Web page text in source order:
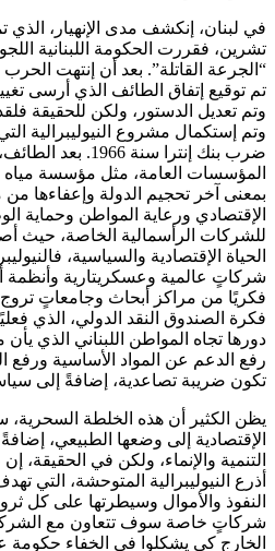
تشرين، فقررت الحكومة اللبنانية
تم توقيع إتفاق الطائف الذي أرسى
وتم تعديل الدستور، ولكن للحقيقة
وتم إستكمال مشروع النيوليبرالية
ضرب بنك إنترا
المؤسسات العامة، مثل مؤسسة مياه
بمعنى آخر تحجيم الدولة وإعفاءها من
الإقتصادي ورعاية المواطن وحماية
للشركات الرأسمالية الخاصة، حيث
الحياة الإقتصادية والسياسية،
شركاتٍ عالمية وعسكريتارية وأنظمة
فكريًا من مراكز أبحاث وجامعاتٍ تروج
فكرة الصندوق النقد الدولي، الذي
دورها تجاه المواطن اللبناني الذي
رفع الدعم عن المواد الأساسية
تكون ضريبة تصاعدية، إضافةً إلى
يظن الكثير أن هذه الخلطة السحرية،
الإقتصادية إلى وضعها الطبيعي،
التنمية والإنماء، ولكن في الحقيقة،
أذرع النيوليبرالية المتوحشة، التي
النفوذ والأموال وسيطرتها على كل
شركاتٍ خاصة سوف تتعاون مع
الخارج كي يشكلوا في الخفاء حكومة